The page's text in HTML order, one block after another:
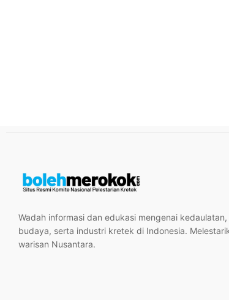
Wadah informasi dan edukasi mengenai kedaulatan,
budaya, serta industri kretek di Indonesia.
warisan Nusantara.